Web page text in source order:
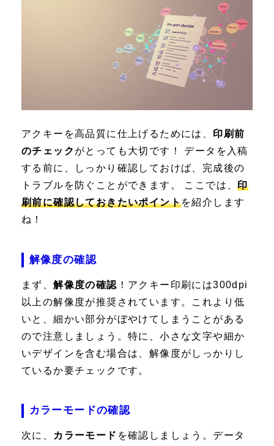
アクキーを高品質に仕上げるためには、 印刷前
のチェック がとっても大切です！ データを入稿
する前に、しっかり確認しておけば、完成後の
トラブルを防ぐことができます。 ここでは、印
刷前に確認しておきたいポイントを紹介します
ね！
解像度の確認
まず、解像度の確認 ！アクキー印刷には300dpi
以上の解像度が推奨されています。これより低
いと、細かい部分がぼやけてしまうことがある
ので注意しましょう。特に、小さな文字や細か
いデザインを含む場合は、解像度がしっかりし
ているか要チェックです。
カラーモードの確認
次に、 カラーモード を確認しましょう。データ